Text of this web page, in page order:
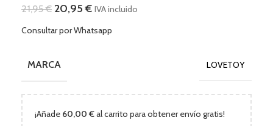
21,95€ 20,95€ IVA incluido
Consultar por Whatsapp
MARCA LOVETOY
¡Añade 60,00 €al carrito para obtener envío gratis!